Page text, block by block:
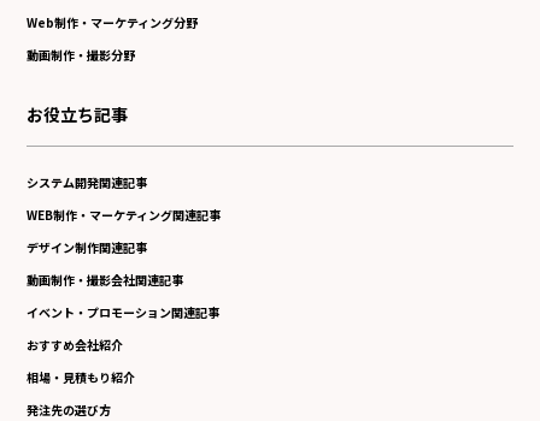
Web制作・マーケティング分野
動画制作・撮影分野
お役立ち記事
システム開発関連記事
WEB制作・マーケティング関連記事
デザイン制作関連記事
動画制作・撮影会社関連記事
イベント・プロモーション関連記事
おすすめ会社紹介
相場・見積もり紹介
発注先の選び方